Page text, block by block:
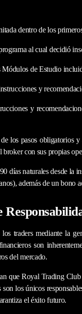
dentro de los
al cual decidió
de Estudio
y
y
los pasos
con sus propias
días naturales desde
además de un
traders mediante la
son
del mercado.
que Royal Trading
los únicos
el éxito futuro.